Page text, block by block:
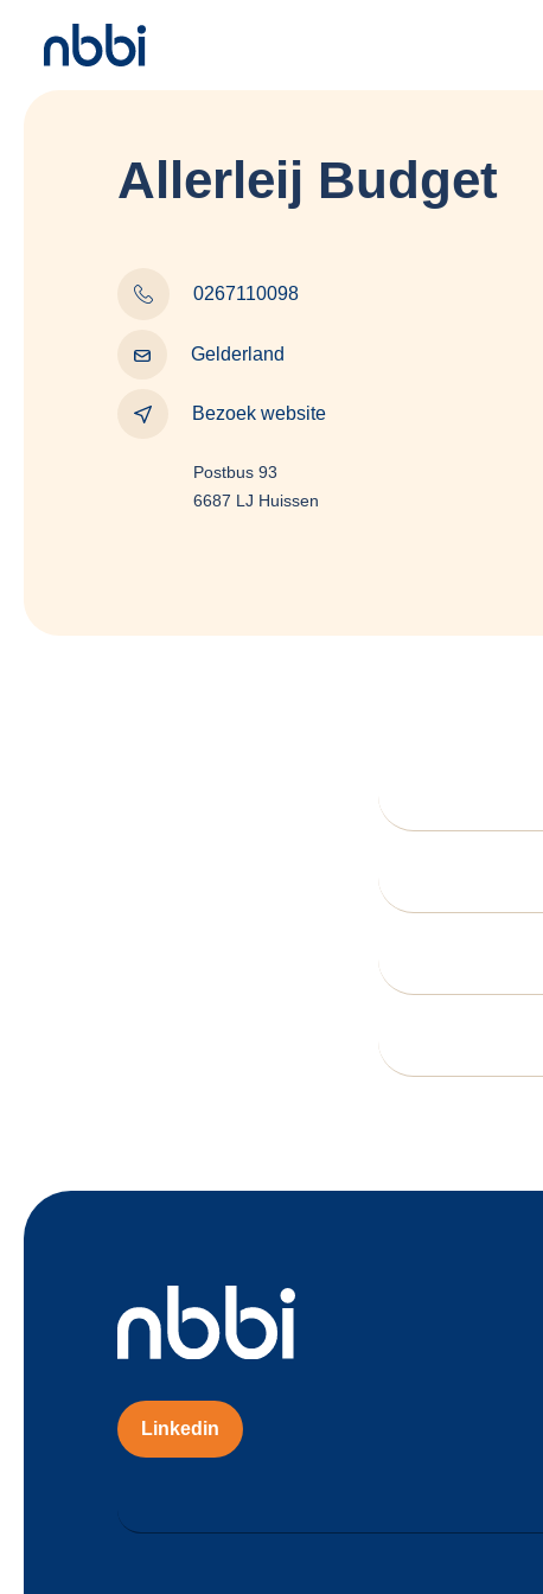
Allerleij Budget
0267110098
Gelderland
Bezoek website
Postbus 93
6687 LJ Huissen
Linkedin